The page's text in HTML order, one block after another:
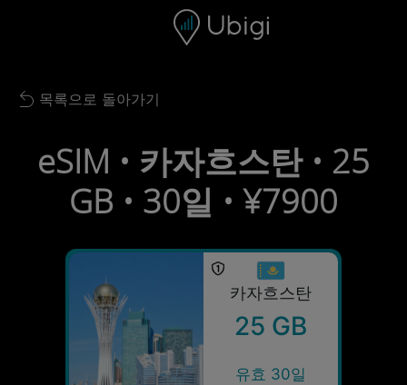
내비게이션 바 하단
Back to list
목록으로 돌아가기
eSIM • 카자흐스탄 • 25
GB • 30일 • ¥7900
카자흐스탄
25 GB
유효 30일